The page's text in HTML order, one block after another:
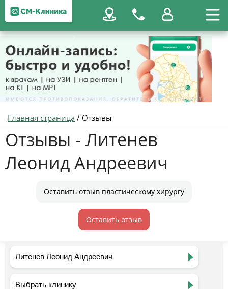
Главная страница / Отзывы
Отзывы - Литенев
Леонид Андреевич
Оставить отзыв пластическому хирургу
Оставить отзыв